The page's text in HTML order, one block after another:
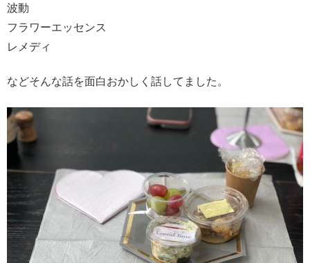
波動
フラワーエッセンス
レメディ
などそんな話を面白おかしく話してました。